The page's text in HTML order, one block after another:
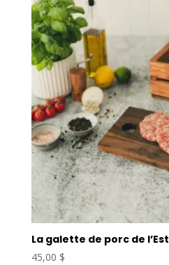
La galette de porc de l’Est
45,00 $